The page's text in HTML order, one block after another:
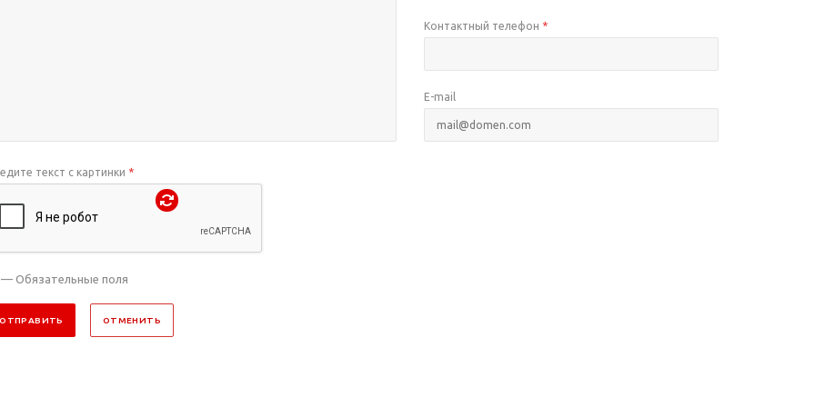
Контактный телефон *
E-mail
текст с картинки *
Обязательные поля
ОТПРАВИТЬ ОТМЕНИТЬ